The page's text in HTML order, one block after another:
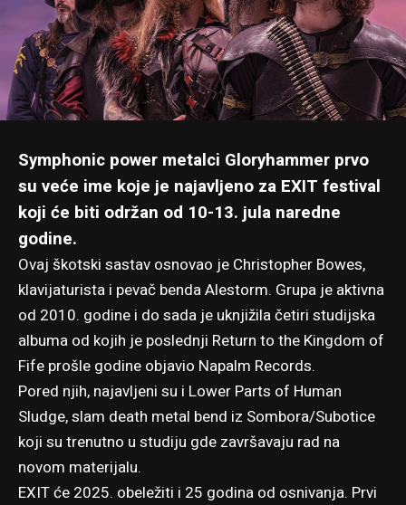
Symphonic power metalci Gloryhammer prvo
su veće ime koje je najavljeno za EXIT festival
koji će biti održan od 10-13. jula naredne
godine.
Ovaj škotski sastav osnovao je Christopher Bowes,
klavijaturista i pevač benda Alestorm. Grupa je aktivna
od 2010. godine i do sada je uknjižila četiri studijska
albuma od kojih je poslednji Return to the Kingdom of
Fife prošle godine objavio Napalm Records.
Pored njih, najavljeni su i Lower Parts of Human
Sludge, slam death metal bend iz Sombora/Subotice
koji su trenutno u studiju gde završavaju rad na
novom materijalu.
EXIT će 2025. obeležiti i 25 godina od osnivanja. Prvi